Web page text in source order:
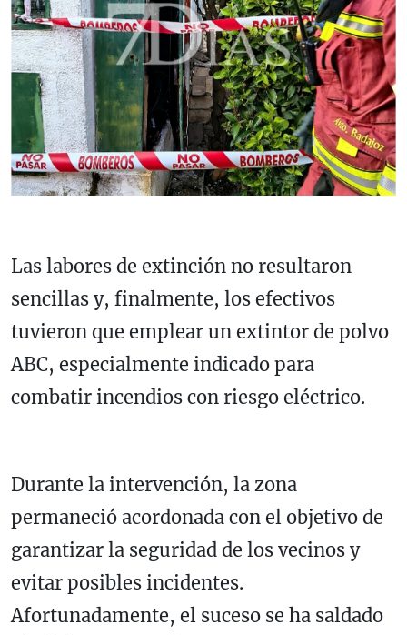
Las labores de extinción no resultaron
sencillas y, finalmente, los efectivos
tuvieron que emplear un extintor de polvo
ABC, especialmente indicado para
combatir incendios con riesgo eléctrico.
Durante la intervención, la zona
permaneció acordonada con el objetivo de
garantizar la seguridad de los vecinos y
evitar posibles incidentes.
Afortunadamente, el suceso se ha saldado